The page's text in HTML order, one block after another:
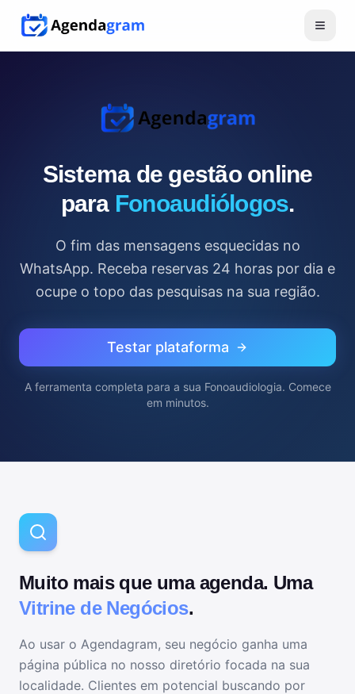
Sistema de gestão online
para Fonoaudiólogos.
O fim das mensagens esquecidas no
WhatsApp. Receba reservas 24 horas por dia e
ocupe o topo das pesquisas na sua região.
Testar plataforma
A ferramenta completa para a sua Fonoaudiologia. Comece
em minutos.
Muito mais que uma agenda. Uma
Vitrine de Negócios.
Ao usar o Agendagram, seu negócio ganha uma
página pública no nosso diretório focada na sua
localidade. Clientes em potencial buscando por